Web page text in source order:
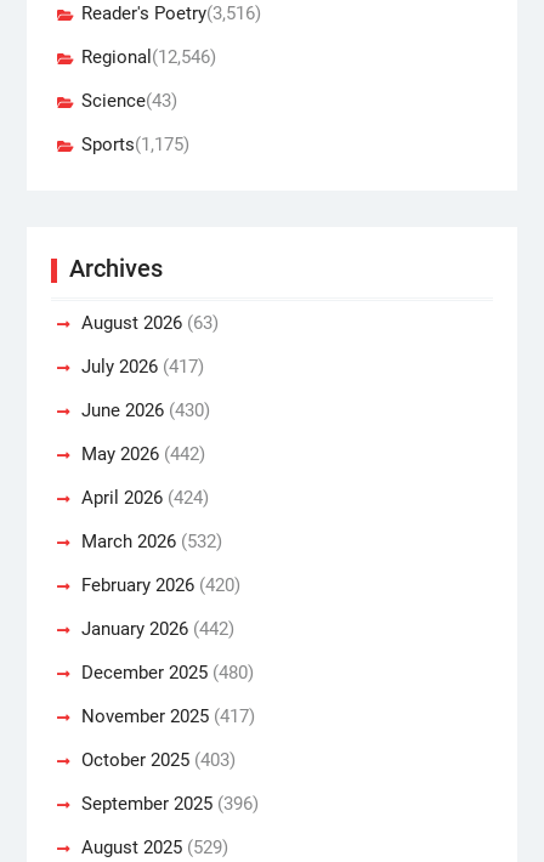
Reader's Poetry(3,516)
Regional (12,546)
Science(43)
Sports(1,175)
Archives
August 2026(63)
July 2026(417)
June 2026(430)
May 2026(442)
April 2026(424)
March 2026(532)
February 2026(420)
January 2026(442)
December 2025(480)
November 2025(417)
October 2025(403)
September 2025(396)
August 2025(529)